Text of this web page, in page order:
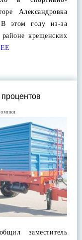
Александровка
В этом году из-за
крещенских
заместитель